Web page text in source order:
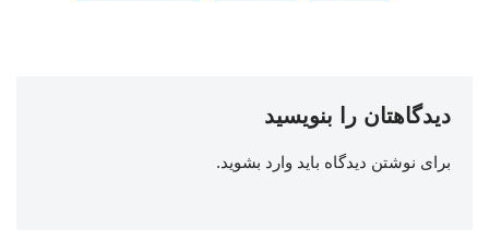
دیدگاهتان را بنویسید
برای نوشتن دیدگاه باید وارد بشوید.